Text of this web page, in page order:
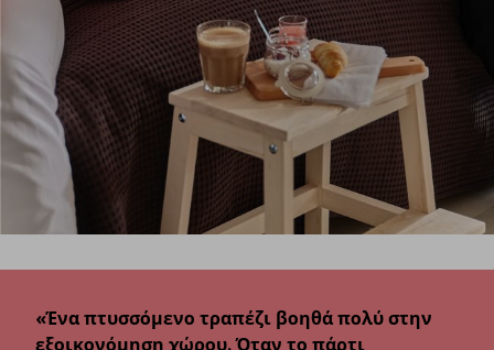
«Ένα πτυσσόμενο τραπέζι βοηθά πολύ στην
εξοικονόμηση χώρου. Όταν το πάρτι